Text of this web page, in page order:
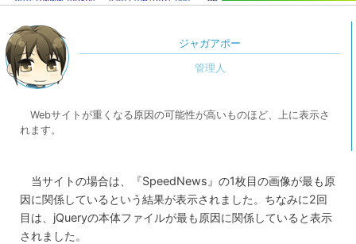
ジャガアポー
Webサイトが重くなる原因の可能性が高いものほど、上に表示さ
れます。
当サイトの場合は、『SpeedNews』の1枚目の画像が最も原
因に関係しているという結果が表示されました。ちなみに2回
目は、jQueryの本体ファイルが最も原因に関係していると表示
されました。